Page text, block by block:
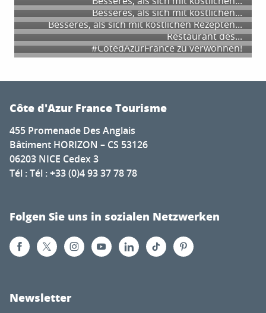
An die Schürzen!
Besseres, als sich mit köstlichen...
Was gibt es in dieser ungewöhnlichen Zeit
Besseres, als sich mit köstlichen Rezepten...
#CotedAzurFrance zu verwöhnen! Der Drei-
Sterne-Koch Christophe Bacquié vom
Restaurant des...
Was gibt es in dieser ungewöhnlichen Zeit
Besseres, als sich mit köstlichen Rezepten
#CotedAzurFrance zu verwöhnen!
Was gibt es in dieser ungewöhnlichen Zeit
Besseres, als sich mit köstlichen Rezepten
#CotedAzurFrance zu verwöhnen! Heute:
Sternekoch Christian MORISSET*, Restaurant le
Figuier...
Côte d'Azur France Tourisme
455 Promenade Des Anglais
Bâtiment HORIZON – CS 53126
06203 NICE Cedex 3
Tél : Tél : +33 (0)4 93 37 78 78
Folgen Sie uns in sozialen Netzwerken
Newsletter